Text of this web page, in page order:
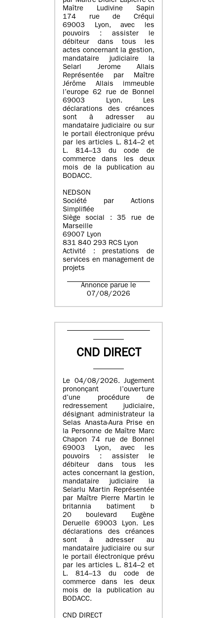
Maître Ludivine Sapin
174 rue de Créqui
69003 Lyon, avec les
pouvoirs : assister le
débiteur dans tous les
actes concernant la gestion,
mandataire judiciaire la
Selarl Jerome Allais
Représentée par Maître
Jérôme Allais immeuble
l’europe 62 rue de Bonnel
69003 Lyon. Les
déclarations des créances
sont à adresser au
mandataire judiciaire ou sur
le portail électronique prévu
par les articles L. 814–2 et
L. 814–13 du code de
commerce dans les deux
mois de la publication au
BODACC.
NEDSON
Société par Actions
Simplifiée
Siège social : 35 rue de
Marseille
69007 Lyon
831 840 293 RCS Lyon
Activité : prestations de
services en management de
projets
Annonce parue le
07/08/2026
CND DIRECT
Le 04/08/2026. Jugement
prononçant l’ouverture
d’une procédure de
redressement judiciaire,
désignant administrateur la
Selas Anasta-Aura Prise en
la Personne de Maître Marc
Chapon 74 rue de Bonnel
69003 Lyon, avec les
pouvoirs : assister le
débiteur dans tous les
actes concernant la gestion,
mandataire judiciaire la
Selarlu Martin Représentée
par Maître Pierre Martin le
britannia batiment b
20 boulevard Eugène
Deruelle 69003 Lyon. Les
déclarations des créances
sont à adresser au
mandataire judiciaire ou sur
le portail électronique prévu
par les articles L. 814–2 et
L. 814–13 du code de
commerce dans les deux
mois de la publication au
BODACC.
CND DIRECT